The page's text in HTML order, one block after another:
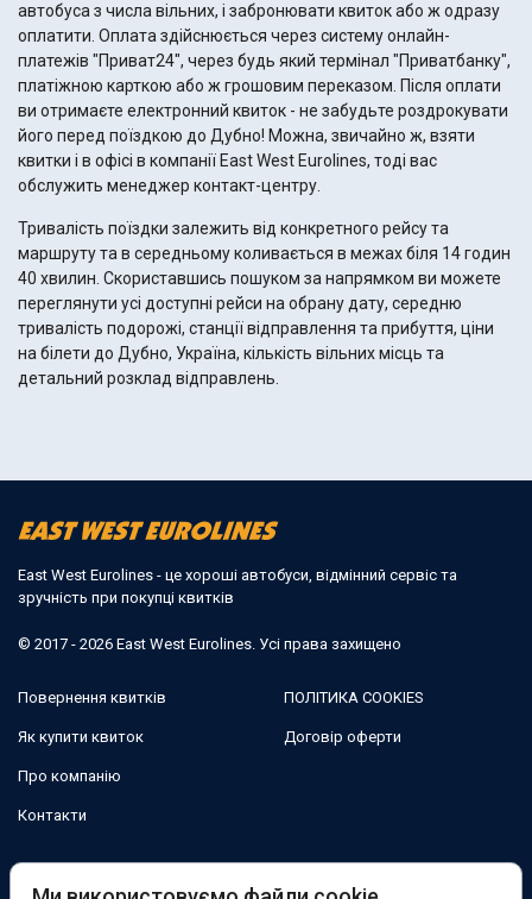
автобуса з числа вільних, і забронювати квиток або ж одразу
оплатити. Оплата здійснюється через систему онлайн-
платежів "Приват24", через будь який термінал "Приватбанку",
платіжною карткою або ж грошовим переказом. Після оплати
ви отримаєте електронний квиток - не забудьте роздрокувати
його перед поїздкою до Дубно! Можна, звичайно ж, взяти
квитки і в офісі в компанії East West Eurolines, тоді вас
обслужить менеджер контакт-центру.
Тривалість поїздки залежить від конкретного рейсу та
маршруту та в середньому коливається в межах біля 14 годин
40 хвилин. Скориставшись пошуком за напрямком ви можете
переглянути усі доступні рейси на обрану дату, середню
тривалість подорожі, станції відправлення та прибуття, ціни
на білети до Дубно, Україна, кількість вільних місць та
детальний розклад відправлень.
East West Eurolines - це хороші автобуси, відмінний сервіс та
зручність при покупці квитків
© 2017 - 2026 East West Eurolines. Усі права захищено
Повернення квитків
Як купити квиток
Про компанію
Контакти
ПОЛІТИКА COOKIES
Договір оферти